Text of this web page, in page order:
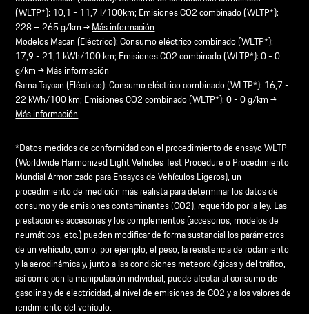
(WLTP*): 10,1 - 11,7 l/100km; Emisiones CO2 combinado (WLTP*):
228 – 265 g/km →Más información
Modelos Macan (Eléctrico): Consumo eléctrico combinado (WLTP*):
17,9 - 21,1 kWh/100 km; Emisiones CO2 combinado (WLTP*): 0 - 0
g/km →Más información
Gama Taycan (Eléctrico): Consumo eléctrico combinado (WLTP*): 16,7 -
22 kWh/100 km; Emisiones CO2 combinado (WLTP*): 0 - 0 g/km →
Más información
*Datos medidos de conformidad con el procedimiento de ensayo WLTP
(Worldwide Harmonized Light Vehicles Test Procedure o Procedimiento
Mundial Armonizado para Ensayos de Vehículos Ligeros), un
procedimiento de medición más realista para determinar los datos de
consumo y de emisiones contaminantes (CO2), requerido por la ley. Las
prestaciones accesorias y los complementos (accesorios, modelos de
neumáticos, etc.) pueden modificar de forma sustancial los parámetros
de un vehículo, como, por ejemplo, el peso, la resistencia de rodamiento
y la aerodinámica y, junto a las condiciones meteorológicas y del tráfico,
así como con la manipulación individual, puede afectar al consumo de
gasolina y de electricidad, al nivel de emisiones de CO2 y a los valores de
rendimiento del vehículo.